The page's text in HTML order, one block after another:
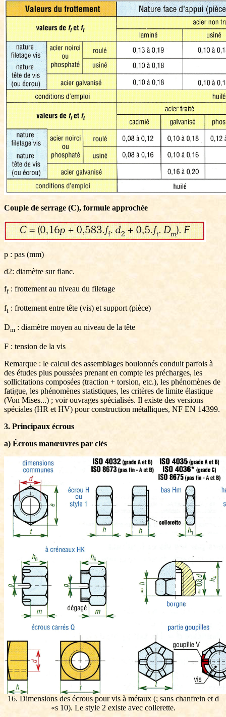
Couple de serrage (C), formule approchée
p : pas (mm)
d2: diamètre sur flanc.
ff: frottement au niveau du filetage
ft : frottement entre tête (vis) et support (pièce)
Dm : diamètre moyen au niveau de la tête
F : tension de la vis
Remarque : le calcul des assemblages boulonnés conduit parfois à
des études plus poussées prenant en compte les précharges, les
sollicitations composées (traction + torsion, etc.), les phénomènes de
fatigue, les phénomènes statistiques, les critères de limite élastique
(Von Mises...) ; voir ouvrages spécialisés. Il existe des versions
spéciales (HR et HV) pour construction métalliques, NF EN 14399.
3. Principaux écrous
a) Écrous manœuvres par clés
16. Dimensions des écrous pour vis à métaux (; sans chanfrein et d
«s 10). Le style 2 existe avec collerette.